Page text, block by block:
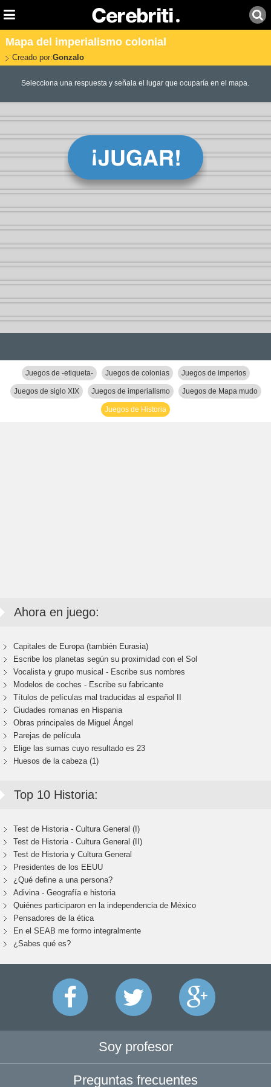
Mapa del imperialismo colonial
Creado por:Gonzalo
Selecciona una respuesta y señala el lugar que ocuparía en el mapa.
Juegos de -etiqueta- Juegos de colonias Juegos de imperios
Juegos de siglo XIX Juegos de imperialismo Juegos de Mapa mudo
Juegos de Historia
Ahora en juego:
Capitales de Europa (también Eurasia)
Escribe los planetas según su proximidad con el Sol
Vocalista y grupo musical - Escribe sus nombres
Modelos de coches - Escribe su fabricante
Títulos de películas mal traducidas al español II
Ciudades romanas en Hispania
Obras principales de Miguel Ángel
Parejas de película
Elige las sumas cuyo resultado es 23
Huesos de la cabeza (1)
Top 10 Historia:
Test de Historia - Cultura General (I)
Test de Historia - Cultura General (II)
Test de Historia y Cultura General
Presidentes de los EEUU
¿Qué define a una persona?
Adivina - Geografía e historia
Quiénes participaron en la independencia de México
Pensadores de la ética
En el SEAB me formo integralmente
¿Sabes qué es?
Soy profesor
Preguntas frecuentes